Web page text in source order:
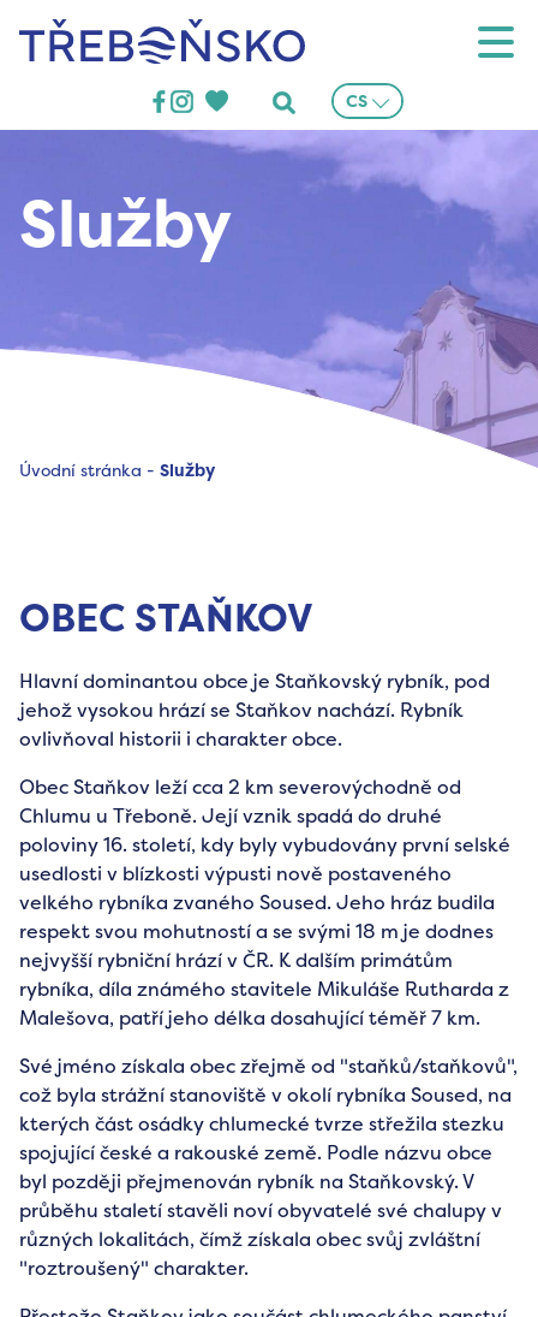
Třeboňsko CS
Služby
Úvodní stránka - Služby
OBEC STAŇKOV
Hlavní dominantou obce je Staňkovský rybník, pod
jehož vysokou hrází se Staňkov nachází. Rybník
ovlivňoval historii i charakter obce.
Obec Staňkov leží cca 2 km severovýchodně od
Chlumu u Třeboně. Její vznik spadá do druhé
poloviny 16. století, kdy byly vybudovány první selské
usedlosti v blízkosti výpusti nově postaveného
velkého rybníka zvaného Soused. Jeho hráz budila
respekt svou mohutností a se svými 18 m je dodnes
nejvyšší rybniční hrází v ČR. K dalším primátům
rybníka, díla známého stavitele Mikuláše Rutharda z
Malešova, patří jeho délka dosahující téměř 7 km.
Své jméno získala obec zřejmě od "staňků/staňkovů",
což byla strážní stanoviště v okolí rybníka Soused, na
kterých část osádky chlumecké tvrze střežila stezku
spojující české a rakouské země. Podle názvu obce
byl později přejmenován rybník na Staňkovský. V
průběhu staletí stavěli noví obyvatelé své chalupy v
různých lokalitách, čímž získala obec svůj zvláštní
"roztroušený" charakter.